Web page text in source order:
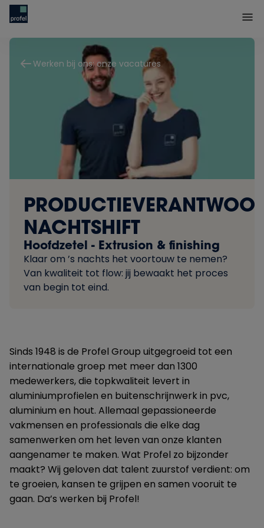
Werken bij ons: onze vacatures
NACHTSHIFT
Hoofdzetel - Extrusion & finishing
Klaar om ’s nachts het voortouw te nemen?
Van kwaliteit tot flow: jij bewaakt het proces
van begin tot eind.
Sinds 1948 is de Profel Group uitgegroeid tot een
internationale groep met meer dan 1300
medewerkers, die topkwaliteit levert in
aluminiumprofielen en buitenschrijnwerk in pvc,
aluminium en hout. Allemaal gepassioneerde
vakmensen en professionals die elke dag
samenwerken om het leven van onze klanten
aangenamer te maken. Wat Profel zo bijzonder
maakt? Wij geloven dat talent zuurstof verdient: om
te groeien, kansen te grijpen en samen vooruit te
gaan. Da’s werken bij Profel!